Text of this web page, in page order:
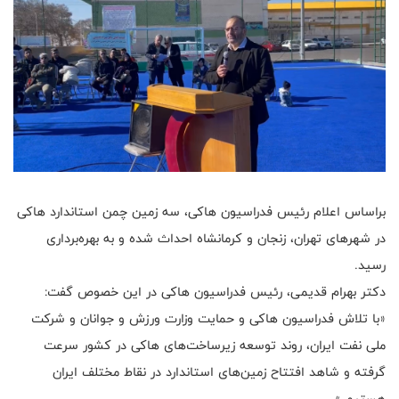
براساس اعلام رئیس فدراسیون هاکی، سه زمین چمن استاندارد هاکی
در شهرهای تهران، زنجان و کرمانشاه احداث شده و به بهره‌برداری
رسید.
دکتر بهرام قدیمی، رئیس فدراسیون هاکی در این خصوص گفت:
«با تلاش فدراسیون هاکی و حمایت وزارت ورزش و جوانان و شرکت
ملی نفت ایران، روند توسعه زیرساخت‌های هاکی در کشور سرعت
گرفته و شاهد افتتاح زمین‌های استاندارد در نقاط مختلف ایران